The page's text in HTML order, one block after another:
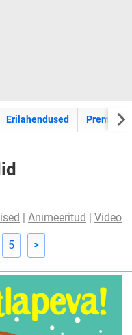
Erilahendused Premium
| Animeeritud | Video
5 >